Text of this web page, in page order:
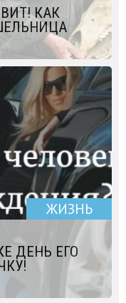
КАК
ЖИЗНЬ
ДЕНЬ ЕГО